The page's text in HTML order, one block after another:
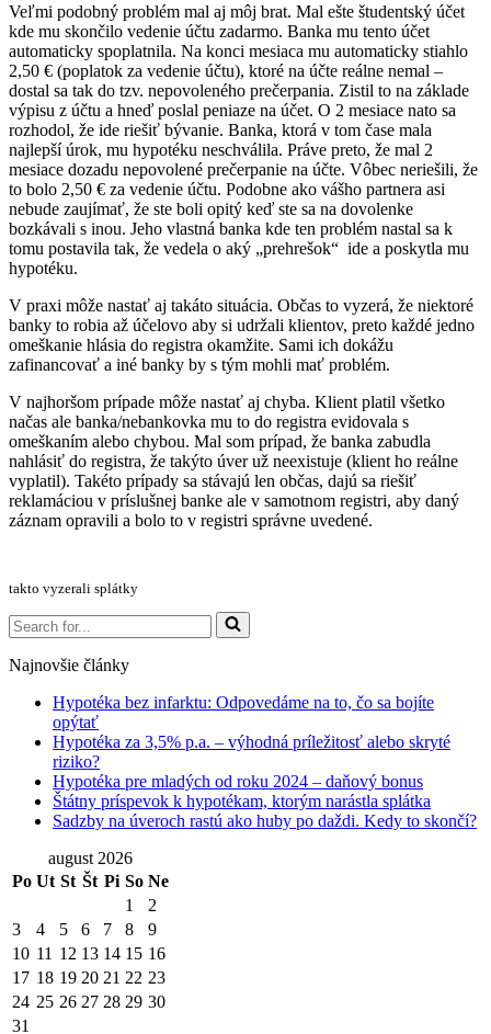
Veľmi podobný problém mal aj môj brat. Mal ešte študentský účet
kde mu skončilo vedenie účtu zadarmo. Banka mu tento účet
automaticky spoplatnila. Na konci mesiaca mu automaticky stiahlo
2,50 € (poplatok za vedenie účtu), ktoré na účte reálne nemal –
dostal sa tak do tzv. nepovoleného prečerpania. Zistil to na základe
výpisu z účtu a hneď poslal peniaze na účet. O 2 mesiace nato sa
rozhodol, že ide riešiť bývanie. Banka, ktorá v tom čase mala
najlepší úrok, mu hypotéku neschválila. Práve preto, že mal 2
mesiace dozadu nepovolené prečerpanie na účte. Vôbec neriešili, že
to bolo 2,50 € za vedenie účtu. Podobne ako vášho partnera asi
nebude zaujímať, že ste boli opitý keď ste sa na dovolenke
bozkávali s inou. Jeho vlastná banka kde ten problém nastal sa k
tomu postavila tak, že vedela o aký „prehrešok“ ide a poskytla mu
hypotéku.
V praxi môže nastať aj takáto situácia. Občas to vyzerá, že niektoré
banky to robia až účelovo aby si udržali klientov, preto každé jedno
omeškanie hlásia do registra okamžite. Sami ich dokážu
zafinancovať a iné banky by s tým mohli mať problém.
V najhoršom prípade môže nastať aj chyba. Klient platil všetko
načas ale banka/nebankovka mu to do registra evidovala s
omeškaním alebo chybou. Mal som prípad, že banka zabudla
nahlásiť do registra, že takýto úver už neexistuje (klient ho reálne
vyplatil). Takéto prípady sa stávajú len občas, dajú sa riešiť
reklamáciou v príslušnej banke ale v samotnom registri, aby daný
záznam opravili a bolo to v registri správne uvedené.
takto vyzerali splátky
Search
for...
Najnovšie články
Hypotéka bez infarktu: Odpovedáme na to, čo sa bojíte
opýtať
Hypotéka za 3,5% p.a. – výhodná príležitosť alebo skryté
riziko?
Hypotéka pre mladých od roku 2024 – daňový bonus
Štátny príspevok k hypotékam, ktorým narástla splátka
Sadzby na úveroch rastú ako huby po daždi. Kedy to skončí?
august 2026
Po Ut St Št Pi So Ne
1
2
3
4 5 6 7 8
9
10 11 12 13 14 15 16
17 18 19 20 21 22 23
24 25 26 27 28 29 30
31